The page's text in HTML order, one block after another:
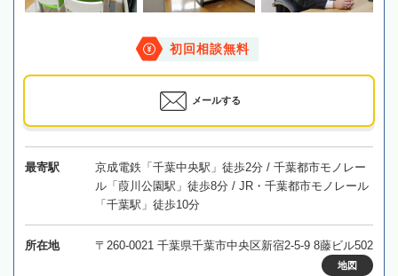
初回相談無料
メールする
最寄駅
京成電鉄「千葉中央駅」徒歩2分 / 千葉都市モノレー
ル「葭川公園駅」徒歩8分 / JR・千葉都市モノレール
「千葉駅」徒歩10分
所在地 〒260-0021 千葉県千葉市中央区新宿2-5-9 8藤ビル502
地図